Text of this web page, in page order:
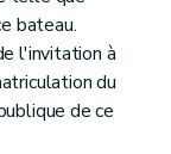
bateau.
l'invitation à
du
de ce